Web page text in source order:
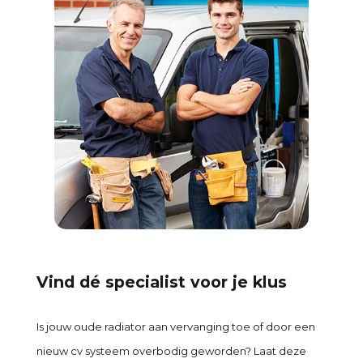
Vind dé specialist voor je klus
Is jouw oude radiator aan vervanging toe of door een
nieuw cv systeem overbodig geworden? Laat deze